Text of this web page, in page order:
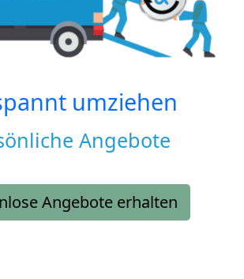
umziehen
Angebote
Angebote erhalten